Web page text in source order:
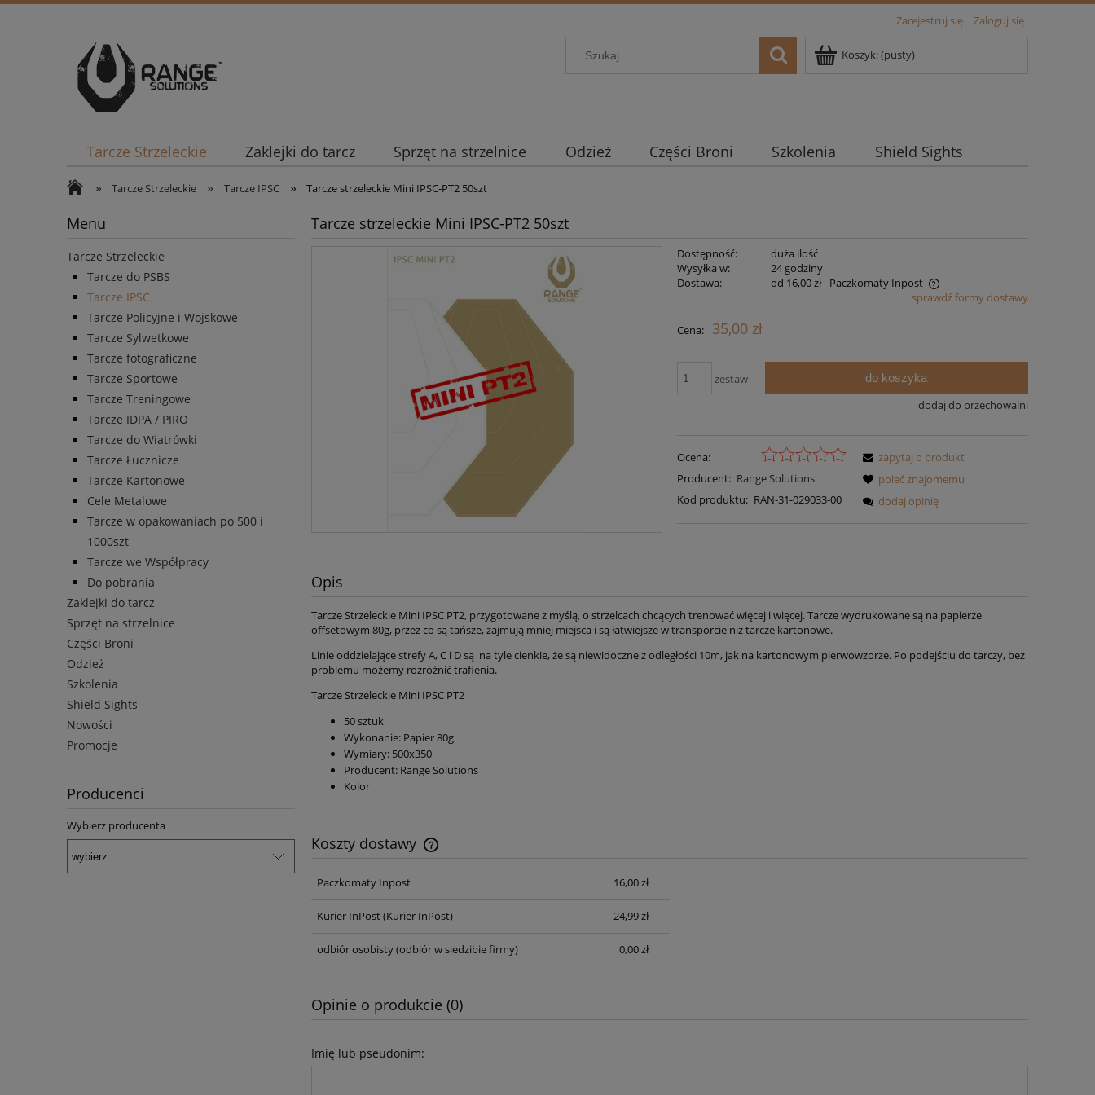
Zarejestruj się Zaloguj się
Koszyk:(pusty)
Tarcze Strzeleckie Zaklejki do tarcz Sprzęt na strzelnice Odzież Części Broni Szkolenia Shield Sights
» Tarcze Strzeleckie » Tarcze IPSC » Tarcze strzeleckie Mini IPSC-PT2 50szt
Menu
Tarcze Strzeleckie
Tarcze do PSBS
Tarcze IPSC
Tarcze Policyjne i Wojskowe
Tarcze Sylwetkowe
Tarcze fotograficzne
Tarcze Sportowe
Tarcze Treningowe
Tarcze IDPA / PIRO
Tarcze do Wiatrówki
Tarcze Łucznicze
Tarcze Kartonowe
Cele Metalowe
Tarcze w opakowaniach po 500 i
1000szt
Tarcze we Współpracy
Do pobrania
Zaklejki do tarcz
Sprzęt na strzelnice
Części Broni
Odzież
Szkolenia
Shield Sights
Nowości
Promocje
Producenci
Wybierz producenta
Tarcze strzeleckie Mini IPSC-PT2 50szt
Dostępność:
duża ilość
Wysyłka w:
24 godziny
Dostawa:
od 16,00 zł- Paczkomaty Inpost
płatności
sprawdź formy dostawy
Cena: 35,00 zł
zestaw do koszyka
dodaj do przechowalni
Ocena:
Producent: Range Solutions
Kod produktu: RAN-31-029033-00
zapytaj o produkt
poleć znajomemu
dodaj opinię
Opis
Tarcze Strzeleckie Mini IPSC PT2, przygotowane z myślą, o strzelcach chcących trenować więcej i więcej. Tarcze wydrukowane są na papierze
offsetowym 80g, przez co są tańsze, zajmują mniej miejsca i są łatwiejsze w transporcie niż tarcze kartonowe.
Linie oddzielające strefy A, C i D są na tyle cienkie, że są niewidoczne z odległości 10m, jak na kartonowym pierwowzorze. Po podejściu do tarczy, bez
problemu możemy rozróżnić trafienia.
Tarcze Strzeleckie Mini IPSC PT2
50 sztuk
Wykonanie: Papier 80g
Wymiary: 500x350
Producent: Range Solutions
Kolor
Koszty dostawy
Cena nie zawiera ewentualnych kosztów
Paczkomaty Inpost 16,00 zł
Kurier InPost(Kurier InPost) 24,99 zł
odbiór osobisty(odbiór w siedzibie firmy) 0,00 zł
Opinie o produkcie (0)
Imię lub pseudonim: